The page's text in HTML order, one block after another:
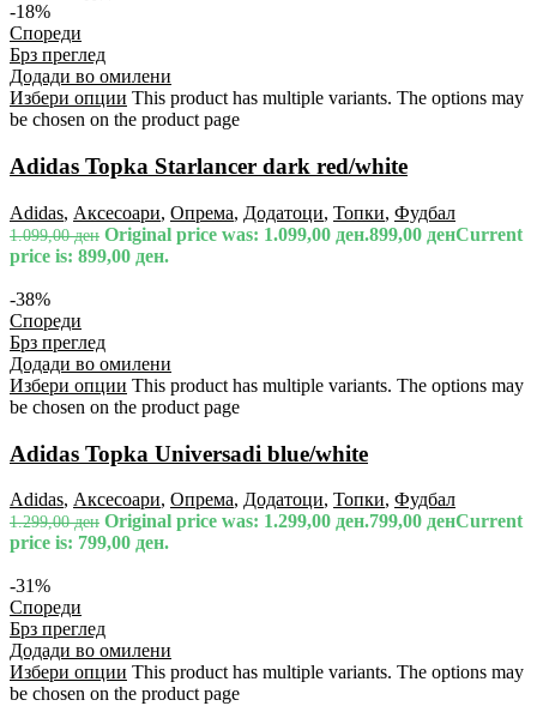
-18%
Спореди
Брз преглед
Додади во омилени
Избери опции This product has multiple variants. The options may
be chosen on the product page
Adidas Topka Starlancer dark red/white
Adidas, Аксесоари, Опрема, Додатоци, Топки, Фудбал
1.099,00ден Original price was: 1.099,00 ден.899,00 денCurrent
price is: 899,00 ден.
-38%
Спореди
Брз преглед
Додади во омилени
Избери опции This product has multiple variants. The options may
be chosen on the product page
Adidas Topka Universadi blue/white
Adidas, Аксесоари, Опрема, Додатоци, Топки, Фудбал
1.299,00ден Original price was: 1.299,00 ден.799,00 денCurrent
price is: 799,00 ден.
-31%
Спореди
Брз преглед
Додади во омилени
Избери опции This product has multiple variants. The options may
be chosen on the product page